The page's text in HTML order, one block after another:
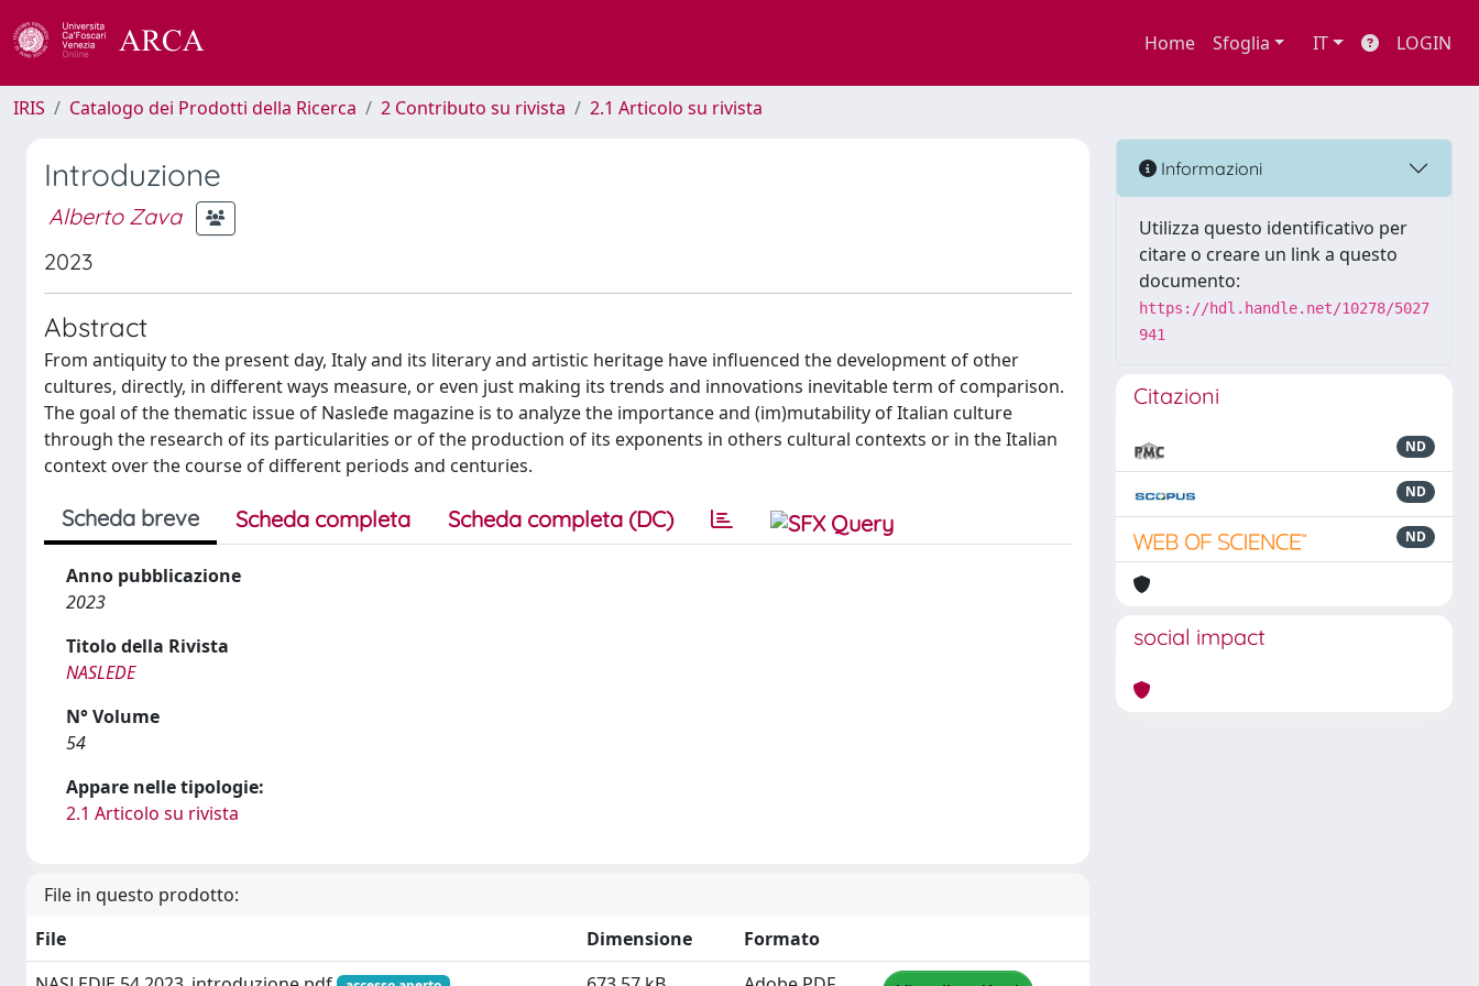
Home Sfoglia IT LOGIN
IRIS Catalogo dei Prodotti della Ricerca 2 Contributo su rivista 2.1 Articolo su rivista
Introduzione
Alberto Zava
2023
Abstract
From antiquity to the present day, Italy and its literary and artistic heritage have influenced the development of other
cultures, directly, in different ways measure, or even just making its trends and innovations inevitable term of comparison.
The goal of the thematic issue of Nasleđe magazine is to analyze the importance and (im)mutability of Italian culture
through the research of its particularities or of the production of its exponents in others cultural contexts or in the Italian
context over the course of different periods and centuries.
Scheda breve Scheda completa Scheda completa (DC)
Anno pubblicazione
2023
Titolo della Rivista
NASLEDE
N° Volume
54
Appare nelle tipologie:
2.1 Articolo su rivista
File in questo prodotto:
File
Dimensione
Formato
Informazioni
Utilizza questo identificativo per
citare o creare un link a questo
documento:
https://hdl.handle.net/10278/5027
941
Citazioni
ND
ND
ND
social impact